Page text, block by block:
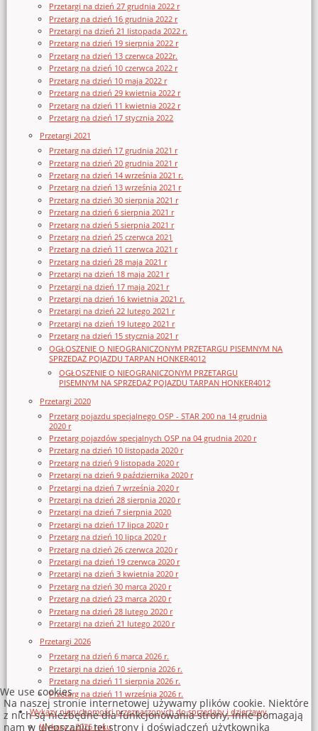
Przetargi na dzień 27 grudnia 2022 r
Przetarg na dzień 16 grudnia 2022 r
Przetargi na dzień 21 listopada 2022 r.
Przetarg na dzień 19 sierpnia 2022 r
Przetarg na dzień 13 czerwca 2022r.
Przetarg na dzień 10 czerwca 2022 r
Przetarg na dzień 10 maja 2022 r
Przetarg na dzień 29 kwietnia 2022 r
Przetarg na dzień 11 kwietnia 2022 r
Przetarg na dzień 17 stycznia 2022
Przetargi 2021
Przetarg na dzień 17 grudnia 2021 r
Przetarg na dzień 20 grudnia 2021 r
Przetarg na dzień 14 września 2021 r.
Przetarg na dzień 13 września 2021 r
Przetarg na dzień 30 sierpnia 2021 r
Przetarg na dzień 6 sierpnia 2021 r
Przetarg na dzień 5 sierpnia 2021 r
Przetarg na dzień 25 czerwca 2021
Przetarg na dzień 11 czerwca 2021 r
Przetarg na dzień 28 maja 2021 r
Przetargi na dzień 18 maja 2021 r
Przetargi na dzień 17 maja 2021 r
Przetargi na dzień 16 kwietnia 2021 r.
Przetargi na dzień 22 lutego 2021 r
Przetargi na dzień 19 lutego 2021 r
Przetarg na dzień 15 stycznia 2021 r
OGŁOSZENIE O NIEOGRANICZONYM PRZETARGU PISEMNYM NA
SPRZEDAŻ POJAZDU TARPAN HONKER4012
OGŁOSZENIE O NIEOGRANICZONYM PRZETARGU
PISEMNYM NA SPRZEDAŻ POJAZDU TARPAN HONKER4012
Przetargi 2020
Przetarg pojazdu specjalnego OSP - STAR 200 na 14 grudnia
2020 r
Przetarg pojazdów specjalnych OSP na 04 grudnia 2020 r
Przetarg na dzień 10 listopada 2020 r
Przetarg na dzień 9 listopada 2020 r
Przetargi na dzień 9 października 2020 r
Przetargi na dzień 7 września 2020 r
Przetargi na dzień 28 sierpnia 2020 r
Przetargi na dzień 7 sierpnia 2020
Przetargi na dzień 17 lipca 2020 r
Przetarg na dzień 10 lipca 2020 r
Przetarg na dzień 26 czerwca 2020 r
Przetargi na dzień 19 czerwca 2020 r
Przetargi na dzień 3 kwietnia 2020 r
Przetarg na dzień 30 marca 2020 r
Przetarg na dzień 23 marca 2020 r
Przetarg na dzień 28 lutego 2020 r
Przetargi na dzień 21 lutego 2020 r
Przetargi 2026
Przetarg na dzień 6 marca 2026 r.
Przetargi na dzień 10 sierpnia 2026 r.
Przetarg na dzień 11 sierpnia 2026 r.
Przetarg na dzień 11 września 2026 r.
Wykazy nieruchomości przeznaczonych do sprzedaży i dzierżawy
Wykazy z 2026 roku
We use cookies
Na naszej stronie internetowej używamy plików cookie. Niektóre
z nich są niezbędne dla funkcjonowania strony, inne pomagają
nam w ulepszaniu tej strony i doświadczeń użytkownika